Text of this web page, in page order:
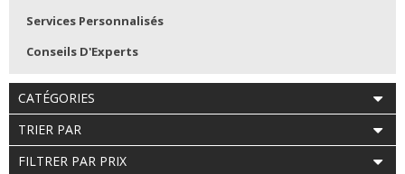
Services Personnalisés
Conseils D'Experts
CATÉGORIES
TRIER PAR
FILTRER PAR PRIX